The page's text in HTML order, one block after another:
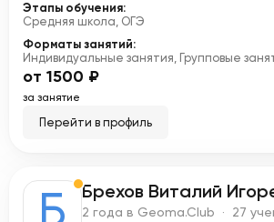
Этапы обучения:
Средняя школа, ОГЭ
Форматы занятий:
Индивидуальные занятия, Групповые
от 1500 ₽
за занятие
Перейти в профиль
Б Брехов Виталий
2 года в Geoma.Club · 27